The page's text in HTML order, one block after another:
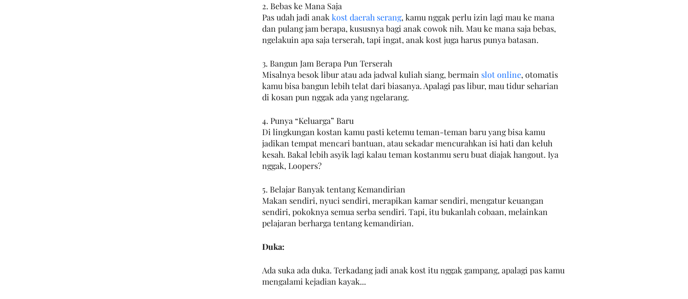
2. Bebas ke Mana Saja
Pas udah jadi anak kost daerah serang, kamu nggak perlu izin lagi mau ke mana
dan pulang jam berapa, kususnya bagi anak cowok nih. Mau ke mana saja bebas,
ngelakuin apa saja terserah, tapi ingat, anak kost juga harus punya batasan.
3. Bangun Jam Berapa Pun Terserah
Misalnya besok libur atau ada jadwal kuliah siang, bermain slot online, otomatis
kamu bisa bangun lebih telat dari biasanya. Apalagi pas libur, mau tidur seharian
di kosan pun nggak ada yang ngelarang.
4. Punya “Keluarga” Baru
Di lingkungan kostan kamu pasti ketemu teman-teman baru yang bisa kamu
jadikan tempat mencari bantuan, atau sekadar mencurahkan isi hati dan keluh
kesah. Bakal lebih asyik lagi kalau teman kostanmu seru buat diajak hangout. Iya
nggak, Loopers?
5. Belajar Banyak tentang Kemandirian
Makan sendiri, nyuci sendiri, merapikan kamar sendiri, mengatur keuangan
sendiri, pokoknya semua serba sendiri. Tapi, itu bukanlah cobaan, melainkan
pelajaran berharga tentang kemandirian.
Duka:
Ada suka ada duka. Terkadang jadi anak kost itu nggak gampang, apalagi pas kamu
mengalami kejadian kayak...